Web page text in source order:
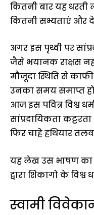
कितनी बार यह
कितनी सभ्यताएं और
अगर इस पृथ्वी पर
जैसे भयानक राक्षस
मौजूदा स्थिति से
उनका समय समाप्त
आज इस पवित्र विश्व
सांप्रदायिकता
फिर चाहे हथियार
यह लेख उस भाषण का
द्वारा शिकागो के
स्वामी